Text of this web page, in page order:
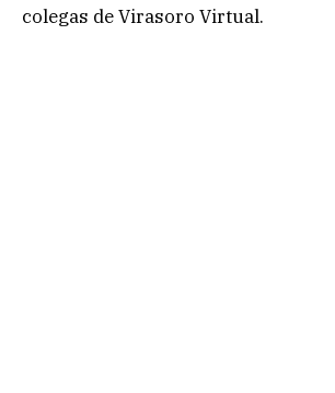
colegas de Virasoro Virtual.